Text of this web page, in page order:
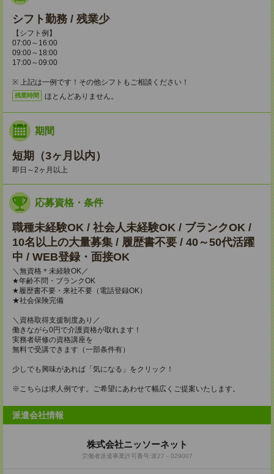
シフト勤務 / 残業少
【シフト例】
07:00～16:00
09:00～18:00
17:00～09:00
※ 上記は一例です！その他シフトもご相談ください！
残業時間 ほとんどありません。
期間
短期（3ヶ月以内）
即日～2ヶ月以上
応募資格・条件
職種未経験OK / 社会人未経験OK / ブランクOK /
10名以上の大量募集 / 履歴書不要 / 40～50代活躍
中 / WEB登録・面接OK
＼無資格＊未経験OK／
★年齢不問・ブランクOK
★履歴書不要・来社不要（電話登録OK）
★社会保険完備
＼資格取得支援制度あり／
働きながら0円で介護資格が取れます！
実務者研修の資格講座を
無料で受講できます（一部条件有）
少しでも興味があれば「気になる」をクリック！
※こちらは求人例です。ご希望にあわせて幅広くご提案いたします。
派遣会社情報
株式会社ニッソーネット
労働者派遣事業許可番号:派27－029007